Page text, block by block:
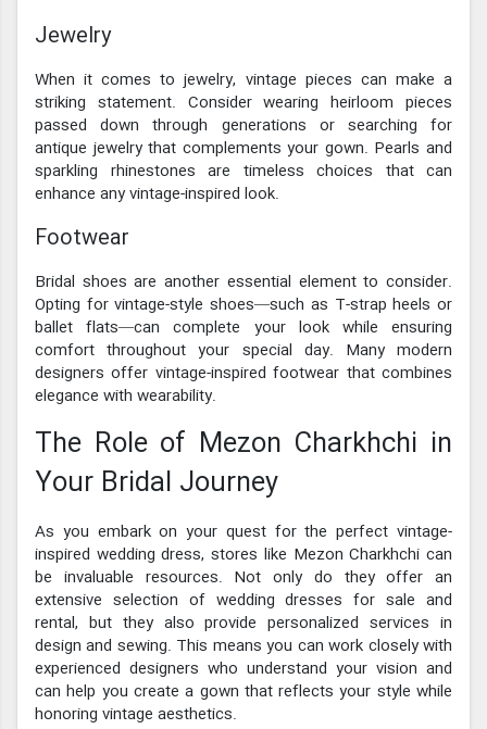
Jewelry
When it comes to jewelry, vintage pieces can make a
striking statement. Consider wearing heirloom pieces
passed down through generations or searching for
antique jewelry that complements your gown. Pearls and
sparkling rhinestones are timeless choices that can
enhance any vintage-inspired look.
Footwear
Bridal shoes are another essential element to consider.
Opting for vintage-style shoes—such as T-strap heels or
ballet flats—can complete your look while ensuring
comfort throughout your special day. Many modern
designers offer vintage-inspired footwear that combines
elegance with wearability.
The Role of Mezon Charkhchi in
Your Bridal Journey
As you embark on your quest for the perfect vintage-
inspired wedding dress, stores like Mezon Charkhchi can
be invaluable resources. Not only do they offer an
extensive selection of wedding dresses for sale and
rental, but they also provide personalized services in
design and sewing. This means you can work closely with
experienced designers who understand your vision and
can help you create a gown that reflects your style while
honoring vintage aesthetics.